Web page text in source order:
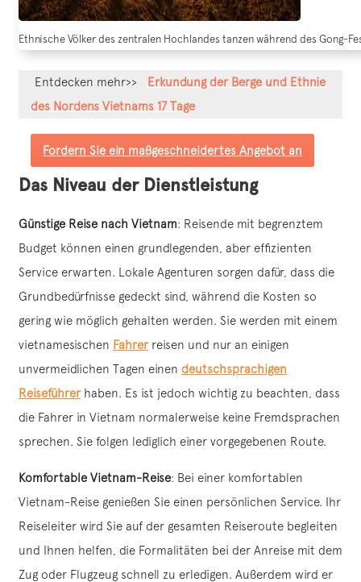
Ethnische Völker des zentralen Hochlandes tanzen während des Gong-
Entdecken mehr>>
Erkundung der Berge und Ethnie
des Nordens Vietnams 17 Tage
Fordern Sie ein maßgeschneidertes Angebot an
Das Niveau der Dienstleistung
Günstige Reise nach Vietnam: Reisende mit begrenztem
Budget können einen grundlegenden, aber effizienten
Service erwarten. Lokale Agenturen sorgen dafür, dass die
Grundbedürfnisse gedeckt sind, während die Kosten so
gering wie möglich gehalten werden. Sie werden mit einem
vietnamesischen Fahrerreisen und nur an einigen
unvermeidlichen Tagen einen deutschsprachigen
Reiseführerhaben. Es ist jedoch wichtig zu beachten, dass
die Fahrer in Vietnam normalerweise keine Fremdsprachen
sprechen. Sie folgen lediglich einer vorgegebenen Route.
Komfortable Vietnam-Reise: Bei einer komfortablen
Vietnam-Reise genießen Sie einen persönlichen Service. Ihr
Reiseleiter wird Sie auf der gesamten Reiseroute begleiten
und Ihnen helfen, die Formalitäten bei der Anreise mit dem
Zug oder Flugzeug schnell zu erledigen. Außerdem wird er